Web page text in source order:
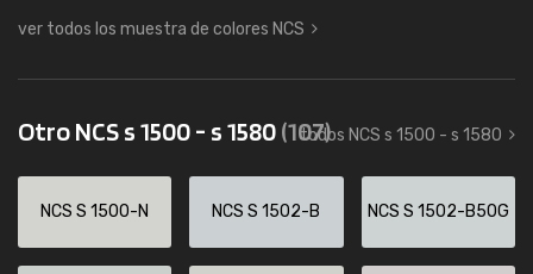
ver todos los muestra de colores NCS
Otro NCS s 1500 - s 1580(107)
todos NCS s 1500 - s 1580
NCS S 1500-N NCS S 1502-B NCS S 1502-B50G